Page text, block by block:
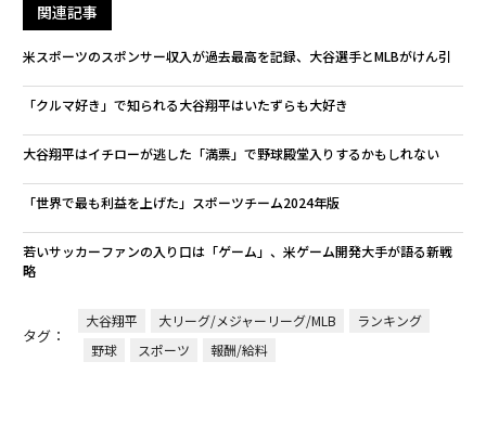
関連記事
米スポーツのスポンサー収入が過去最高を記録、大谷選手とMLBがけん引
「クルマ好き」で知られる大谷翔平はいたずらも大好き
大谷翔平はイチローが逃した「満票」で野球殿堂入りするかもしれない
「世界で最も利益を上げた」スポーツチーム2024年版
若いサッカーファンの入り口は「ゲーム」、米ゲーム開発大手が語る新戦
略
タグ：
大谷翔平 大リーグ/メジャーリーグ/MLB
ランキング
野球
スポーツ 報酬/給料